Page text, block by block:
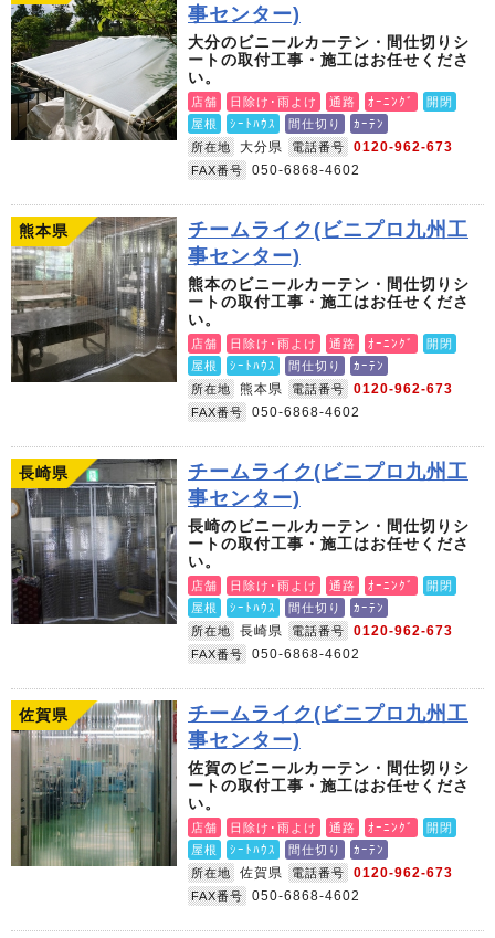
事センター)
大分のビニールカーテン・間仕切りシ
ートの取付工事・施工はお任せくださ
い。
店舗 日除け･雨よけ 通路 ｵｰﾆﾝｸﾞ
開閉
屋根
ｼｰﾄﾊｳｽ 間仕切り
ｶｰﾃﾝ
所在地
大分県 電話番号 0120-962-673
FAX番号 050-6868-4602
熊本県
チームライク(ビニプロ九州工
事センター)
熊本のビニールカーテン・間仕切りシ
ートの取付工事・施工はお任せくださ
い。
店舗 日除け･雨よけ 通路 ｵｰﾆﾝｸﾞ
開閉
屋根
ｼｰﾄﾊｳｽ 間仕切り
ｶｰﾃﾝ
所在地
熊本県 電話番号 0120-962-673
FAX番号 050-6868-4602
長崎県
チームライク(ビニプロ九州工
事センター)
長崎のビニールカーテン・間仕切りシ
ートの取付工事・施工はお任せくださ
い。
店舗 日除け･雨よけ 通路 ｵｰﾆﾝｸﾞ
開閉
屋根
ｼｰﾄﾊｳｽ 間仕切り
ｶｰﾃﾝ
所在地
長崎県 電話番号 0120-962-673
FAX番号 050-6868-4602
佐賀県
チームライク(ビニプロ九州工
事センター)
佐賀のビニールカーテン・間仕切りシ
ートの取付工事・施工はお任せくださ
い。
店舗 日除け･雨よけ 通路 ｵｰﾆﾝｸﾞ
開閉
屋根
ｼｰﾄﾊｳｽ 間仕切り
ｶｰﾃﾝ
所在地
佐賀県 電話番号 0120-962-673
FAX番号 050-6868-4602